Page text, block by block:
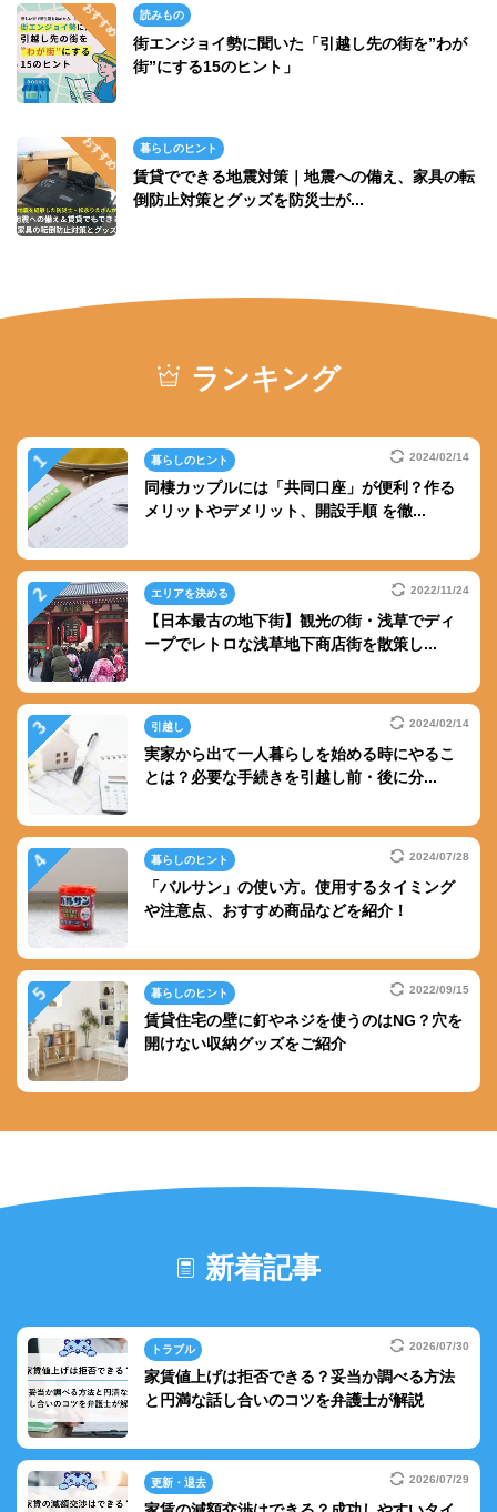
読みもの
街エンジョイ勢に聞いた「引越し先の街を”わが
街”にする15のヒント」
暮らしのヒント
賃貸でできる地震対策｜地震への備え、家具の転
倒防止対策とグッズを防災士が...
ランキング
暮らしのヒント 2024/02/14
同棲カップルには「共同口座」が便利？作る
メリットやデメリット、開設手順 を徹...
エリアを決める 2022/11/24
【日本最古の地下街】観光の街・浅草でディ
ープでレトロな浅草地下商店街を散策し...
引越し 2024/02/14
実家から出て一人暮らしを始める時にやるこ
とは？必要な手続きを引越し前・後に分...
暮らしのヒント 2024/07/28
「バルサン」の使い方。使用するタイミング
や注意点、おすすめ商品などを紹介！
暮らしのヒント 2022/09/15
賃貸住宅の壁に釘やネジを使うのはNG？穴を
開けない収納グッズをご紹介
新着記事
トラブル 2026/07/30
家賃値上げは拒否できる？妥当か調べる方法
と円満な話し合いのコツを弁護士が解説
更新・退去 2026/07/29